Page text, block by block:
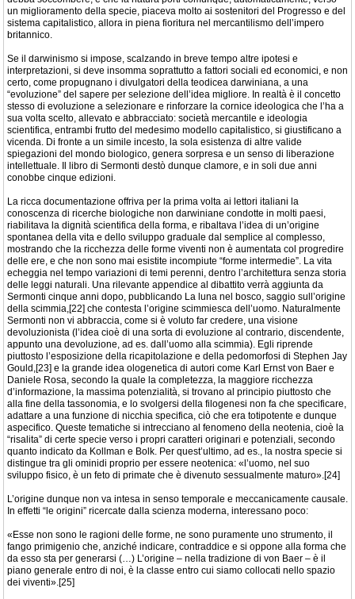
un miglioramento della specie, piaceva molto ai sostenitori del Progresso e del
sistema capitalistico, allora in piena fioritura nel mercantilismo dell’impero
britannico.
Se il darwinismo si impose, scalzando in breve tempo altre ipotesi e
interpretazioni, si deve insomma soprattutto a fattori sociali ed economici, e non
certo, come propugnano i divulgatori della teodicea darwiniana, a una
“evoluzione” del sapere per selezione dell’idea migliore. In realtà è il concetto
stesso di evoluzione a selezionare e rinforzare la cornice ideologica che l’ha a
sua volta scelto, allevato e abbracciato: società mercantile e ideologia
scientifica, entrambi frutto del medesimo modello capitalistico, si giustificano a
vicenda. Di fronte a un simile incesto, la sola esistenza di altre valide
spiegazioni del mondo biologico, genera sorpresa e un senso di liberazione
intellettuale. Il libro di Sermonti destò dunque clamore, e in soli due anni
conobbe cinque edizioni.
La ricca documentazione offriva per la prima volta ai lettori italiani la
conoscenza di ricerche biologiche non darwiniane condotte in molti paesi,
riabilitava la dignità scientifica della forma, e ribaltava l’idea di un’origine
spontanea della vita e dello sviluppo graduale dal semplice al complesso,
mostrando che la ricchezza delle forme viventi non è aumentata col progredire
delle ere, e che non sono mai esistite incompiute “forme intermedie”. La vita
echeggia nel tempo variazioni di temi perenni, dentro l’architettura senza storia
delle leggi naturali. Una rilevante appendice al dibattito verrà aggiunta da
Sermonti cinque anni dopo, pubblicando La luna nel bosco, saggio sull’origine
della scimmia,[22] che contesta l’origine scimmiesca dell’uomo. Naturalmente
Sermonti non vi abbraccia, come si è voluto far credere, una visione
devoluzionista (l’idea cioè di una sorta di evoluzione al contrario, discendente,
appunto una devoluzione, ad es. dall’uomo alla scimmia). Egli riprende
piuttosto l’esposizione della ricapitolazione e della pedomorfosi di Stephen Jay
Gould,[23] e la grande idea ologenetica di autori come Karl Ernst von Baer e
Daniele Rosa, secondo la quale la completezza, la maggiore ricchezza
d’informazione, la massima potenzialità, si trovano al principio piuttosto che
alla fine della tassonomia, e lo svolgersi della filogenesi non fa che specificare,
adattare a una funzione di nicchia specifica, ciò che era totipotente e dunque
aspecifico. Queste tematiche si intrecciano al fenomeno della neotenia, cioè la
“risalita” di certe specie verso i propri caratteri originari e potenziali, secondo
quanto indicato da Kollman e Bolk. Per quest’ultimo, ad es., la nostra specie si
distingue tra gli ominidi proprio per essere neotenica: «l’uomo, nel suo
sviluppo fisico, è un feto di primate che è divenuto sessualmente maturo».[24]
L’origine dunque non va intesa in senso temporale e meccanicamente causale.
In effetti “le origini” ricercate dalla scienza moderna, interessano poco:
«Esse non sono le ragioni delle forme, ne sono puramente uno strumento, il
fango primigenio che, anziché indicare, contraddice e si oppone alla forma che
da esso sta per generarsi (…) L’origine – nella tradizione di von Baer – è il
piano generale entro di noi, è la classe entro cui siamo collocati nello spazio
dei viventi».[25]